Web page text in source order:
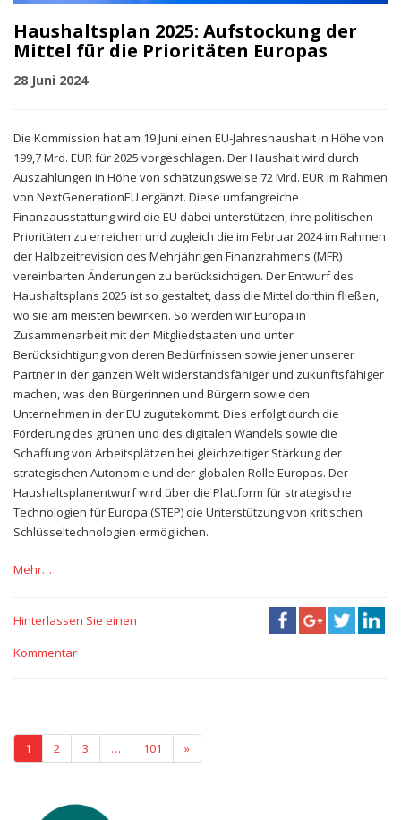
Haushaltsplan 2025: Aufstockung der
Mittel für die Prioritäten Europas
28 Juni 2024
Die Kommission hat am 19 Juni einen EU-Jahreshaushalt in Höhe von
199,7 Mrd. EUR für 2025 vorgeschlagen. Der Haushalt wird durch
Auszahlungen in Höhe von schätzungsweise 72 Mrd. EUR im Rahmen
von NextGenerationEU ergänzt. Diese umfangreiche
Finanzausstattung wird die EU dabei unterstützen, ihre politischen
Prioritäten zu erreichen und zugleich die im Februar 2024 im Rahmen
der Halbzeitrevision des Mehrjährigen Finanzrahmens (MFR)
vereinbarten Änderungen zu berücksichtigen. Der Entwurf des
Haushaltsplans 2025 ist so gestaltet, dass die Mittel dorthin fließen,
wo sie am meisten bewirken. So werden wir Europa in
Zusammenarbeit mit den Mitgliedstaaten und unter
Berücksichtigung von deren Bedürfnissen sowie jener unserer
Partner in der ganzen Welt widerstandsfähiger und zukunftsfähiger
machen, was den Bürgerinnen und Bürgern sowie den
Unternehmen in der EU zugutekommt. Dies erfolgt durch die
Förderung des grünen und des digitalen Wandels sowie die
Schaffung von Arbeitsplätzen bei gleichzeitiger Stärkung der
strategischen Autonomie und der globalen Rolle Europas. Der
Haushaltsplanentwurf wird über die Plattform für strategische
Technologien für Europa (STEP) die Unterstützung von kritischen
Schlüsseltechnologien ermöglichen.
Mehr…
Hinterlassen Sie einen
Kommentar
1 2 3 … 101 »